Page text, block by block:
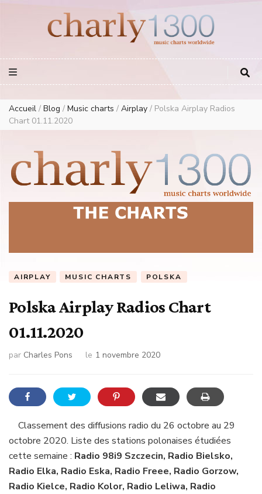
European Music Charts plus USA and Australia
Accueil / Blog / Music charts / Airplay / Polska Airplay Radios
Chart 01.11.2020
AIRPLAY MUSIC CHARTS POLSKA
Polska Airplay Radios Chart
01.11.2020
par Charles Pons le 1 novembre 2020
Classement des diffusions radio du 26 octobre au 29
octobre 2020. Liste des stations polonaises étudiées
cette semaine : Radio 98i9 Szczecin, Radio Bielsko,
Radio Elka, Radio Eska, Radio Freee, Radio Gorzow,
Radio Kielce, Radio Kolor, Radio Leliwa, Radio